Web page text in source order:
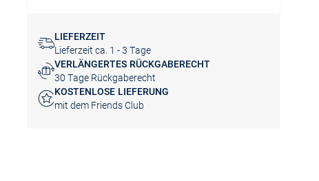
LIEFERZEIT
Lieferzeit ca. 1 - 3 Tage
VERLÄNGERTES RÜCKGABERECHT
30 Tage Rückgaberecht
KOSTENLOSE LIEFERUNG
mit dem Friends Club